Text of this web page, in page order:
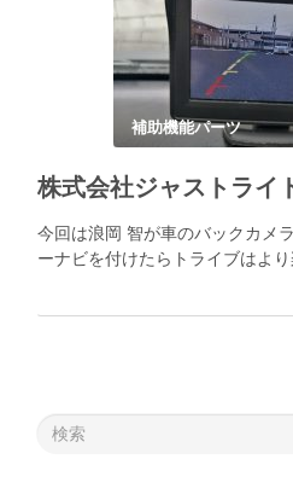
補助機能パーツ
今回は浪岡 智が車のバックカメ
ーナビを付けたらトライブはよ